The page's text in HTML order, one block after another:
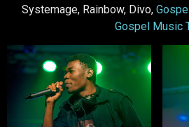
Systemage, Rainbow, Divo,
Gospel Music